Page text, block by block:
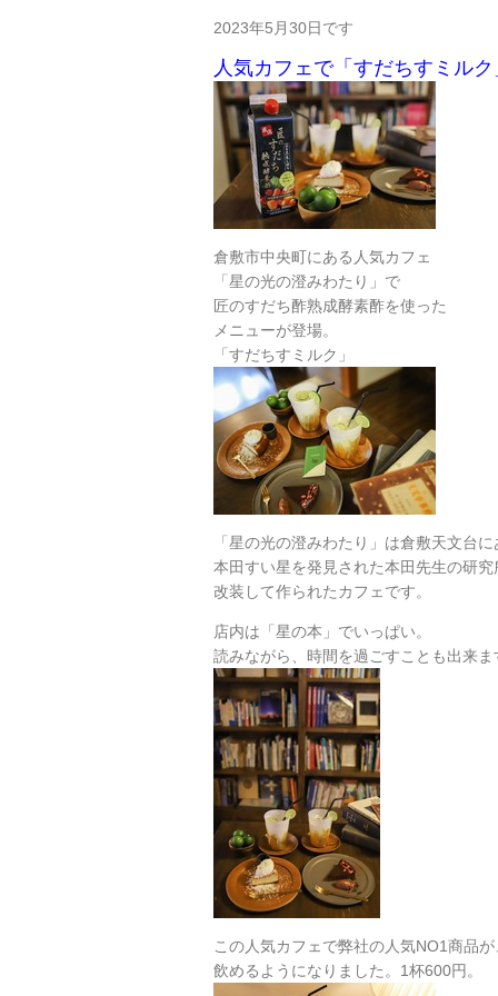
2023年5月30日です
人気カフェで「すだちすミルク
倉敷市中央町にある人気カフェ
「星の光の澄みわたり」で
匠のすだち酢熟成酵素酢を使った
メニューが登場。
「すだちすミルク」
「星の光の澄みわたり」は倉敷天文台に
本田すい星を発見された本田先生の研究
改装して作られたカフェです。
店内は「星の本」でいっぱい。
読みながら、時間を過ごすことも出来ま
この人気カフェで弊社の人気NO1商品が
飲めるようになりました。1杯600円。